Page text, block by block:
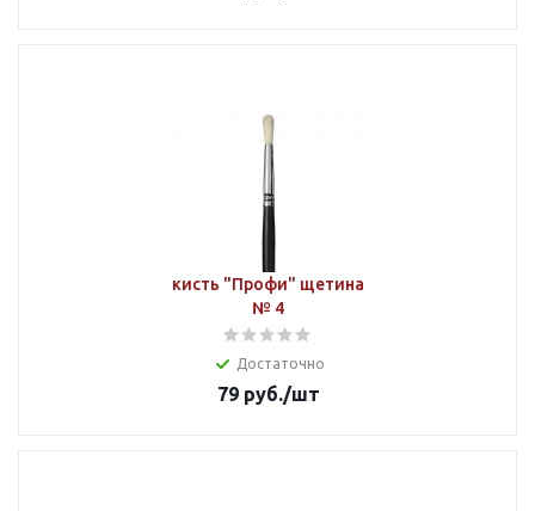
кисть "Профи" щетина
№ 4
Достаточно
79руб./шт